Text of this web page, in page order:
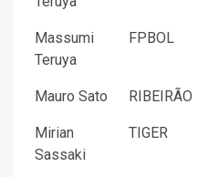
Massumi
Teruya
FPBOL
Mauro Sato RIBEIRÃO
Mirian
Sassaki
TIGER